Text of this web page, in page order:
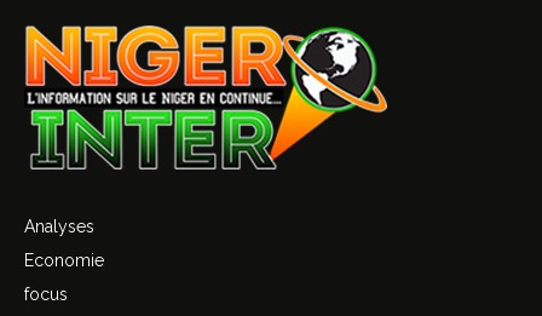
Analyses
Economie
focus